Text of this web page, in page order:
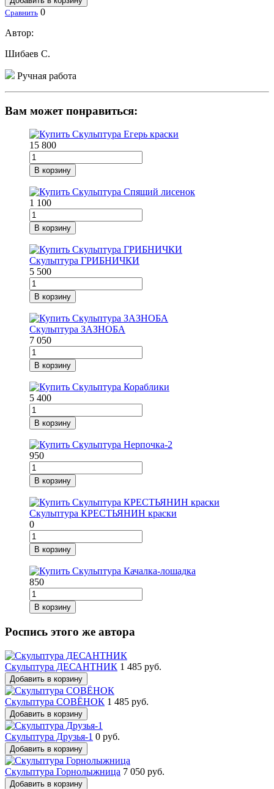
Сравнить 0
Автор:
Шибаев С.
Ручная работа
Вам может понравиться:
15 800
В корзину
1 100
В корзину
Скульптура ГРИБНИЧКИ
5 500
В корзину
Скульптура ЗАЗНОБА
7 050
В корзину
5 400
В корзину
950
В корзину
Скульптура КРЕСТЬЯНИН краски
0
В корзину
850
В корзину
Роспись этого же автора
Скульптура ДЕСАНТНИК 1 485 руб.
Добавить в корзину
Скульптура СОВЁНОК 1 485 руб.
Добавить в корзину
Скульптура Друзья-1 0 руб.
Добавить в корзину
Скульптура Горнолыжница 7 050 руб.
Добавить в корзину